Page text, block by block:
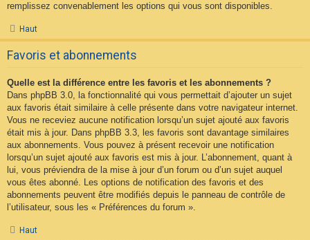
remplissez convenablement les options qui vous sont disponibles.
Haut
Favoris et abonnements
Quelle est la différence entre les favoris et les abonnements ?
Dans phpBB 3.0, la fonctionnalité qui vous permettait d’ajouter un sujet
aux favoris était similaire à celle présente dans votre navigateur internet.
Vous ne receviez aucune notification lorsqu’un sujet ajouté aux favoris
était mis à jour. Dans phpBB 3.3, les favoris sont davantage similaires
aux abonnements. Vous pouvez à présent recevoir une notification
lorsqu’un sujet ajouté aux favoris est mis à jour. L’abonnement, quant à
lui, vous préviendra de la mise à jour d’un forum ou d’un sujet auquel
vous êtes abonné. Les options de notification des favoris et des
abonnements peuvent être modifiés depuis le panneau de contrôle de
l’utilisateur, sous les « Préférences du forum ».
Haut